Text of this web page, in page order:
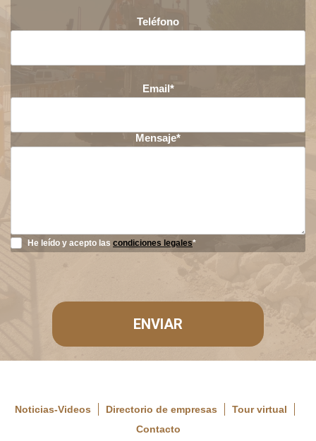
Teléfono
Email*
Mensaje*
He leído y acepto las condiciones legales*
ENVIAR
Noticias-Videos Directorio de empresas
Tour virtual
Contacto